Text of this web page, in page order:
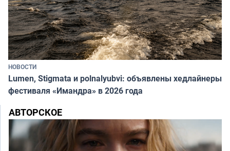
НОВОСТИ
Lumen, Stigmata и polnalyubvi: объявлены хедлайнеры
фестиваля «Имандра» в 2026 года
АВТОРСКОЕ